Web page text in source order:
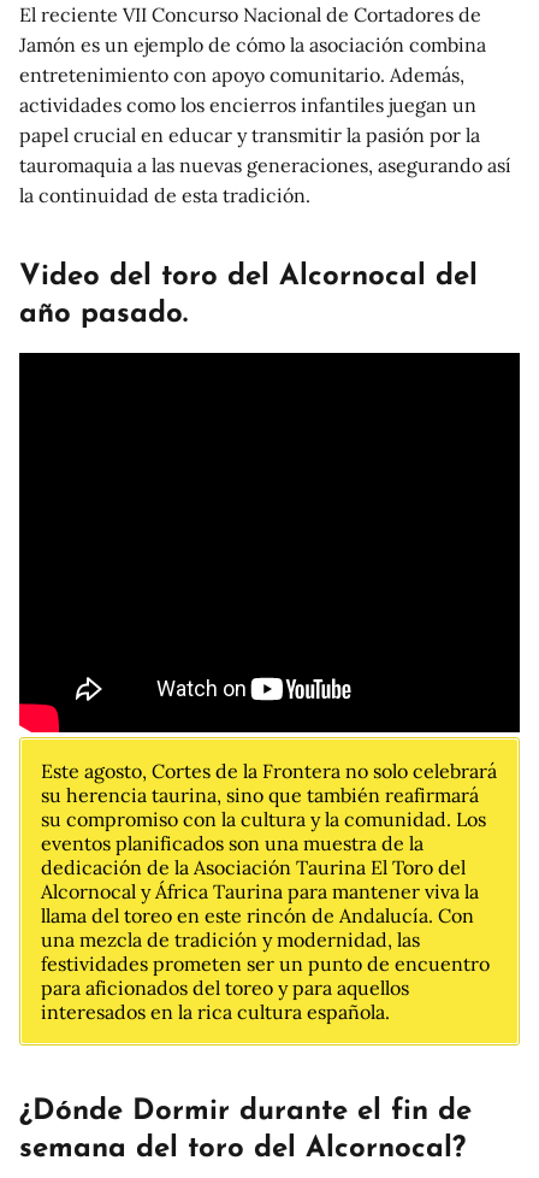
El reciente VII Concurso Nacional de Cortadores de
Jamón es un ejemplo de cómo la asociación combina
entretenimiento con apoyo comunitario. Además,
actividades como los encierros infantiles juegan un
papel crucial en educar y transmitir la pasión por la
tauromaquia a las nuevas generaciones, asegurando así
la continuidad de esta tradición.
Video del toro del Alcornocal del
año pasado.
Este agosto, Cortes de la Frontera no solo celebrará
su herencia taurina, sino que también reafirmará
su compromiso con la cultura y la comunidad. Los
eventos planificados son una muestra de la
dedicación de la Asociación Taurina El Toro del
Alcornocal y África Taurina para mantener viva la
llama del toreo en este rincón de Andalucía. Con
una mezcla de tradición y modernidad, las
festividades prometen ser un punto de encuentro
para aficionados del toreo y para aquellos
interesados en la rica cultura española.
¿Dónde Dormir durante el fin de
semana del toro del Alcornocal?